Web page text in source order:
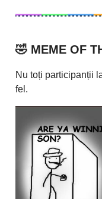
🤣 MEME OF
Nu toți participanții
fel.